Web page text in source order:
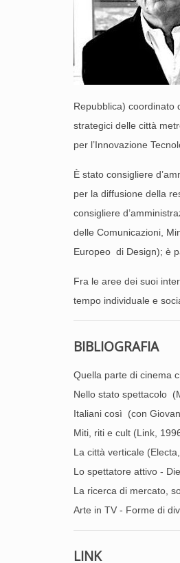
Repubblica) coordinato
strategici delle città
per l’Innovazione
È stato consigliere
per la diffusione della
consigliere
delle Comunicazioni,
Europeo di Design); è
Fra le aree dei suoi
tempo individuale e
BIBLIOGRAFIA
Quella parte di cinema
Nello stato spettacolo
Italiani così (con
Miti, riti e cult (Link,
La città verticale
Lo spettatore attivo -
La ricerca di mercato,
Arte in TV - Forme di
LINK